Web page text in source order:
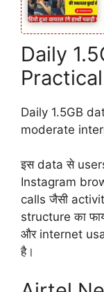
Daily
Practical
Daily 1.5GB
moderate
इस data से
Instagram
calls जैसी
structure का
और internet
है।